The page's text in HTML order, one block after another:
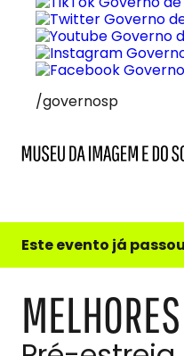
/governosp
e
do
Este evento já